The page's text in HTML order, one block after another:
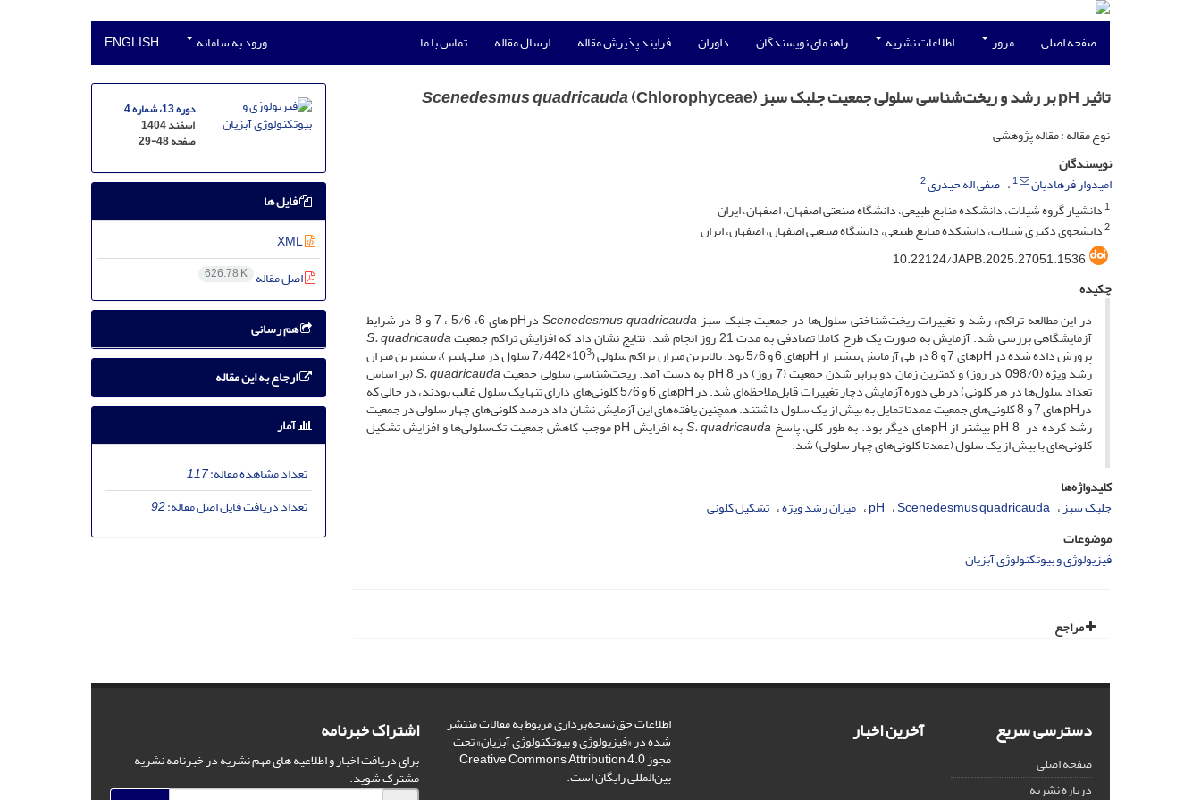
صفحه اصلی مرور اطلاعات نشریه راهنمای نویسندگان داوران فرایند پذیرش مقاله ارسال مقاله تماس با ما ورود به سامانه ENGLISH
تاثیر pH بر رشد و ریخت‌شناسی سلولی جمعیت جلبک سبز (Chlorophyceae) Scenedesmus quadricauda
نوع مقاله : مقاله پژوهشی
نویسندگان
امیدوار فرهادیان
1 صفی اله حیدری2
1دانشیار گروه شیلات، دانشکده منابع طبیعی، دانشگاه صنعتی اصفهان، اصفهان، ایران
2دانشجوی دکتری شیلات، دانشکده منابع طبیعی، دانشگاه صنعتی اصفهان، اصفهان، ایران
10.22124/JAPB.2025.27051.1536
چکیده
در این مطالعه تراکم، رشد و تغییرات ریخت‌شناختی سلول‌ها در جمعیت جلبک سبزScenedesmus quadricauda درpH های 6، 5/6 ، 7 و 8 در شرایط
آزمایشگاهی بررسی شد. آزمایش به صورت یک طرح کاملا تصادفی به مدت 21 روز انجام شد. نتایج نشان داد که افزایش تراکم جمعیت S. quadricauda
پرورش داده شده در pHهای 7 و 8 در طی آزمایش بیشتر از pHهای 6 و 5/6 بود. بالاترین میزان تراکم سلولی (10 3 ×7/442 سلول در میلی‌لیتر)، بیشترین میزان
رشد ویژه (098/0 در روز) و کمترین زمان دو برابر شدن جمعیت (7 روز) در pH 8 به دست آمد. ریخت‌شناسی سلولی جمعیت S. quadricauda(بر اساس
تعداد سلول‌ها در هر کلونی) در طی دوره آزمایش دچار تغییرات قابل‌ملاحظه‌ای شد. در pHهای 6 و 5/6 کلونی‌های دارای تنها یک سلول غالب بودند، در حالی که
درpH های 7 و 8 کلونی‌های جمعیت عمدتا تمایل به بیش از یک سلول داشتند. همچنین یافته‌های این آزمایش نشان داد درصد کلونی‌های چهار سلولی در جمعیت
رشد کرده در pH 8 بیشتر از pHهای دیگر بود. به طور کلی، پاسخ S. quadricauda به افزایش pH موجب کاهش جمعیت تک‌سلولی‌ها و افزایش تشکیل
کلونی‌های با بیش از یک سلول (عمدتا کلونی‌های چهار سلولی) شد.
کلیدواژه‌ها
جلبک سبز Scenedesmus quadricauda
pH میزان رشد ویژه تشکیل کلونی
موضوعات
فیزیولوژی و بیوتکنولوژی آبزیان
مراجع
دوره 13، شماره 4
اسفند 1404
صفحه29-48
فایل ها
XML
اصل مقاله 626.78 K
هم رسانی
ارجاع به این مقاله
آمار
تعداد مشاهده مقاله:117
تعداد دریافت فایل اصل مقاله:92
دسترسی سریع
صفحه اصلی
درباره نشریه
آخرین اخبار اطلاعات حق نسخه‌برداری مربوط به مقالات منتشر
شده در «فیزیولوژی و بیوتکنولوژی آبزیان» تحت
مجوز Creative Commons Attribution 4.0
بین‌المللی رایگان است.
اشتراک خبرنامه
برای دریافت اخبار و اطلاعیه های مهم نشریه در خبرنامه نشریه
مشترک شوید.